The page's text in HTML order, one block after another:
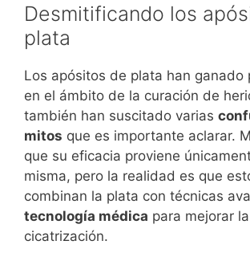
Desmitificando los
plata
Los apósitos de plata han ganado
en el ámbito de la curación de
también han suscitado varias
mitos que es importante aclarar.
que su eficacia proviene
misma, pero la realidad es que
combinan la plata con técnicas
tecnología médica para mejorar la
cicatrización.